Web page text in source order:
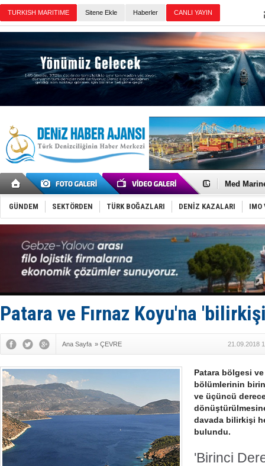
TURKISH MARITIME Sitene Ekle Haberler CANLI YAYIN
Türk
Hüseyin
Med
Tekne, su
Dışişleri
Depo ve
Kruvaziyer
SES
Kargıcak
Denizlerin
GÜNDEM SEKTÖRDEN TÜRK BOĞAZLARI DENİZ KAZALARI IMO
Patara ve Fırnaz Koyu'na
Ana Sayfa » ÇEVRE 21.09.2018
Patara bölgesi ve
bölümlerinin
ve üçüncü
davada bilirkişi
bulundu.
'Birinci